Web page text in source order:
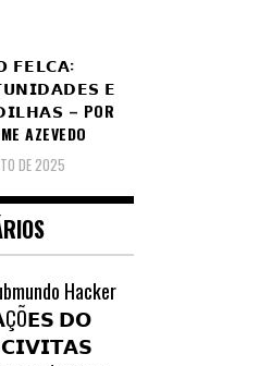
𝗙𝗘𝗟𝗖𝗔:
𝗘
– POR
AZEVEDO
DE 2025
Hacker
𝗗𝗢